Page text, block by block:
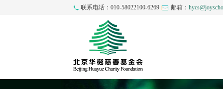
联系电话：010-58022100-6269 邮箱：